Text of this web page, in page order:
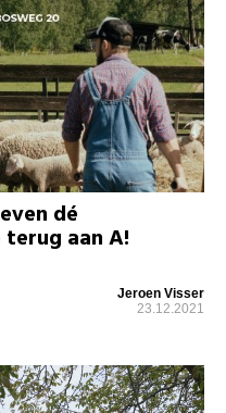
dé
aan A!
Jeroen Visser
23.12.2021